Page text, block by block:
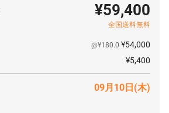
¥0 ¥270,600
¥297,660
¥59,400
全国送料無料
@¥180.0 ¥54,000
¥5,400
09月10日(木)